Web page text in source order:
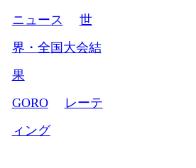
ニュース
世
界・全国大会結
果
GORO
レーテ
ィング